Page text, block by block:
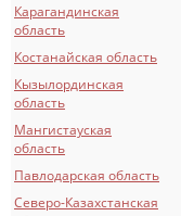
Карагандинская
область
Костанайская область
Кызылординская
область
Мангистауская
область
Павлодарская область
Северо-Казахстанская